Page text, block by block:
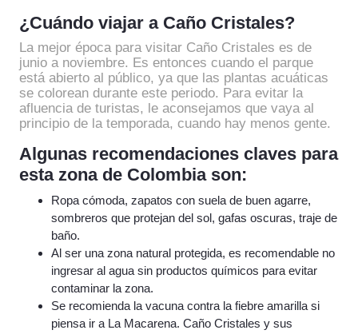
¿Cuándo viajar a Caño Cristales?
La mejor época para visitar Caño Cristales es de
junio a noviembre. Es entonces cuando el parque
está abierto al público, ya que las plantas acuáticas
se colorean durante este periodo. Para evitar la
afluencia de turistas, le aconsejamos que vaya al
principio de la temporada, cuando hay menos gente.
Algunas recomendaciones claves para
esta zona de Colombia son:
Ropa cómoda, zapatos con suela de buen agarre,
sombreros que protejan del sol, gafas oscuras, traje de
baño.
Al ser una zona natural protegida, es recomendable no
ingresar al agua sin productos químicos para evitar
contaminar la zona.
Se recomienda la vacuna contra la fiebre amarilla si
piensa ir a La Macarena. Caño Cristales y sus